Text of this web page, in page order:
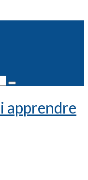
apprendre